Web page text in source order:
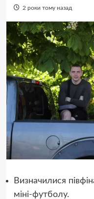
2 роки тому назад
Визначилися
міні-футболу.